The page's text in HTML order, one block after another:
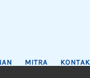
MITRA KONTAK